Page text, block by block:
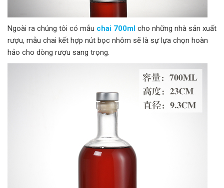
Ngoài ra chúng tôi có mẫu chai 700ml cho những nhà sản xuất
rượu, mẫu chai kết hợp nút bọc nhôm sẽ là sự lựa chọn hoàn
hảo cho dòng rượu sang trọng.